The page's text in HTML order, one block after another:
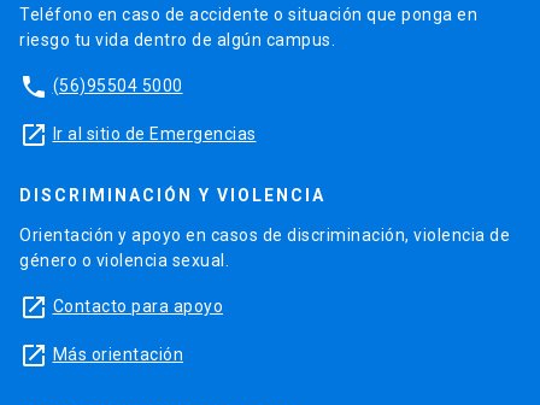
Teléfono en caso de accidente o situación que ponga en
riesgo tu vida dentro de algún campus.
phone (56)95504 5000
launch Ir al sitio de Emergencias
DISCRIMINACIÓN Y VIOLENCIA
Orientación y apoyo en casos de discriminación, violencia de
género o violencia sexual.
launch Contacto para apoyo
launch Más orientación